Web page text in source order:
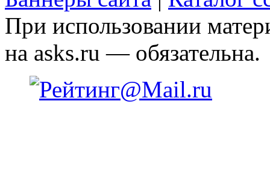
При использовании
на asks.ru — обязательна.